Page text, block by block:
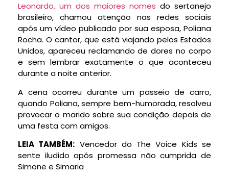
Leonardo, um dos maiores nomes do sertanejo
brasileiro, chamou atenção nas redes sociais
após um vídeo publicado por sua esposa, Poliana
Rocha. O cantor, que está viajando pelos Estados
Unidos, apareceu reclamando de dores no corpo
e sem lembrar exatamente o que aconteceu
durante a noite anterior.
A cena ocorreu durante um passeio de carro,
quando Poliana, sempre bem-humorada, resolveu
provocar o marido sobre sua condição depois de
uma festa com amigos.
LEIA TAMBÉM: Vencedor do The Voice Kids se
sente iludido após promessa não cumprida de
Simone e Simaria